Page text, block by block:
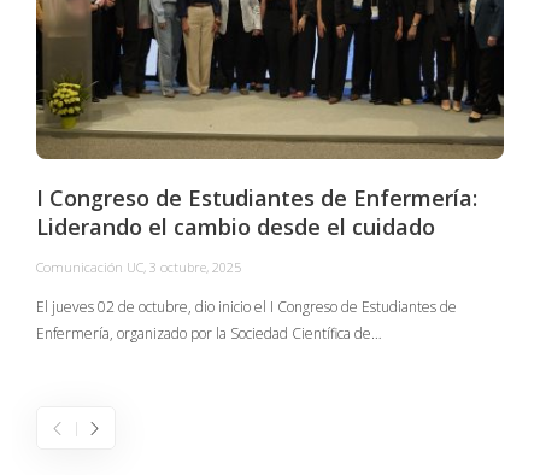
I Congreso de Estudiantes de Enfermería:
Liderando el cambio desde el cuidado
Comunicación UC, 3 octubre, 2025
El jueves 02 de octubre, dio inicio el I Congreso de Estudiantes de
Enfermería, organizado por la Sociedad Científica de…